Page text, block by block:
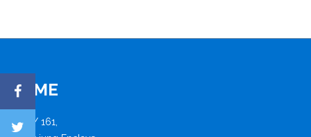
FISME
B - 4 / 161,